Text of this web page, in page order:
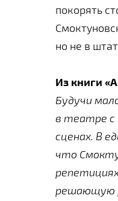
покорять
но не в
Из книги
Будучи
в театре с
сценах. В
что
решающую